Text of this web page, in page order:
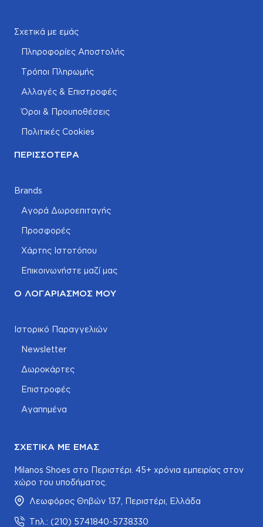
Σχετικά με εμάς
Πληροφορίες Αποστολής
Τρόποι Πληρωμής
Αλλαγές & Επιστροφές
Όροι & Προυποθέσεις
Πολιτικές Cookies
ΠΕΡΙΣΣΌΤΕΡΑ
Brands
Αγορά Δωροεπιταγής
Προσφορές
Χάρτης Ιστοτόπου
Επικοινωνήστε μαζί μας
Ο ΛΟΓΑΡΙΑΣΜΌΣ ΜΟΥ
Ιστορικό Παραγγελιών
Newsletter
Δωροκάρτες
Επιστροφές
Αγαπημένα
ΣΧΕΤΙΚΆ ΜΕ ΕΜΆΣ
Milanos Shoes στο Περιστέρι. 45+ χρόνια εμπειρίας στον
χώρο του υποδήματος.
Λεωφόρος Θηβών 137, Περιστέρι, Ελλάδα
Τηλ.: (210) 5741840-5738330